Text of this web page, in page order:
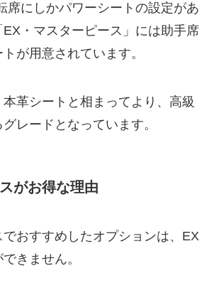
席にしかパワーシートの設定があ
EX・マスターピース」には助手席
が用意されています。
革シートと相まってより、高級
レードとなっています。
がお得な理由
おすすめしたオプションは、EX
きません。